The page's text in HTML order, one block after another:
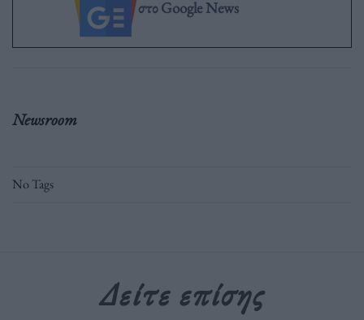
στο Google News
Newsroom
No Tags
Δείτε επίσης